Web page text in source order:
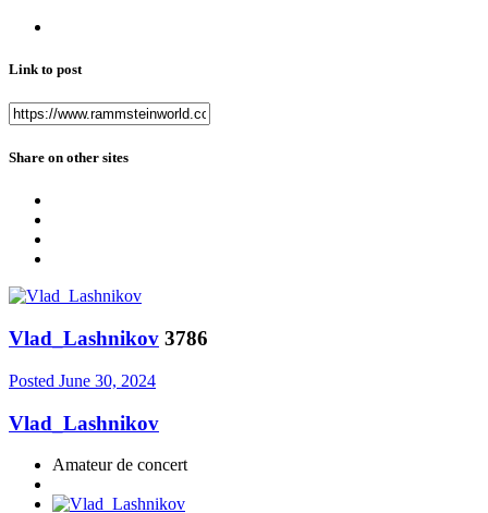
Link to post
Share on other sites
Vlad_Lashnikov 3786
Posted June 30, 2024
Vlad_Lashnikov
Amateur de concert